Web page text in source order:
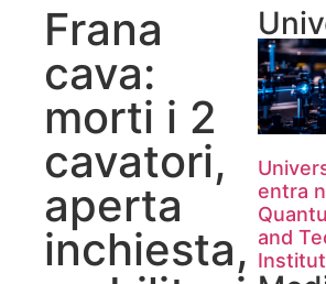
Frana
cava:
morti i 2
cavatori,
aperta
inchiesta,
entra
and